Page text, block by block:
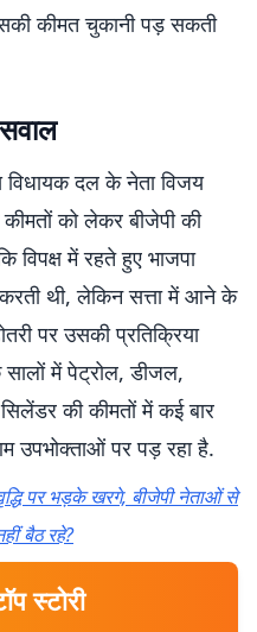
कीमत चुकानी पड़ सकती
विधायक दल के नेता विजय
को लेकर बीजेपी की
विपक्ष में रहते हुए भाजपा
थी, लेकिन सत्ता में आने के
पर उसकी प्रतिक्रिया
में पेट्रोल, डीजल,
की कीमतों में कई बार
उपभोक्ताओं पर पड़ रहा है.
पर भड़के खरगे, बीजेपी नेताओं से
बैठ रहे?
स्टोरी